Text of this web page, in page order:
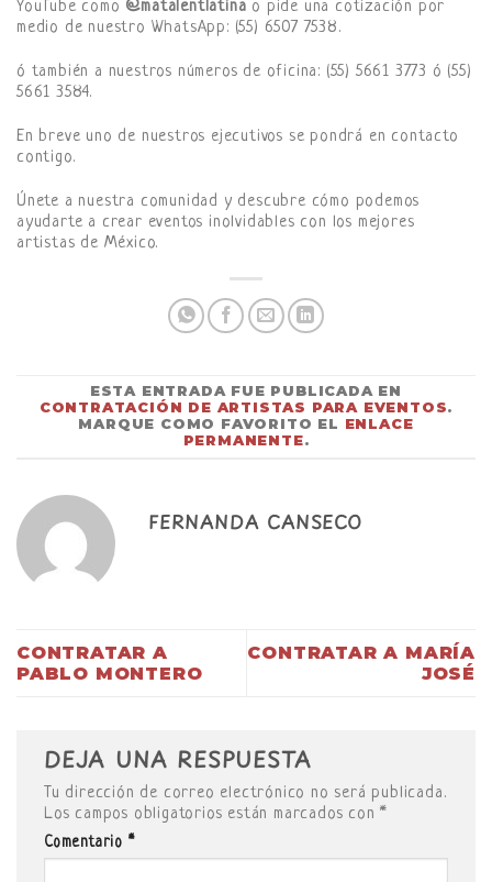
YouTube como @matalentlatina o pide una cotización por
medio de nuestro WhatsApp: (55) 6507 7538.
ó también a nuestros números de oficina: (55) 5661 3773 ó (55)
5661 3584.
En breve uno de nuestros ejecutivos se pondrá en contacto
contigo.
Únete a nuestra comunidad y descubre cómo podemos
ayudarte a crear eventos inolvidables con los mejores
artistas de México.
ESTA ENTRADA FUE PUBLICADA EN
CONTRATACIÓN DE ARTISTAS PARA EVENTOS.
MARQUE COMO FAVORITO EL ENLACE
PERMANENTE.
FERNANDA CANSECO
CONTRATAR A
PABLO MONTERO
CONTRATAR A MARÍA
JOSÉ
DEJA UNA RESPUESTA
Tu dirección de correo electrónico no será publicada.
Los campos obligatorios están marcados con*
Comentario *